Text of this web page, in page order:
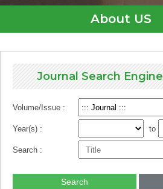
About US
Journal Search Engine
Volume/Issue :
Year(s) : to
Search :
Search